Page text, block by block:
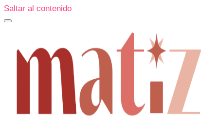
Saltar al contenido